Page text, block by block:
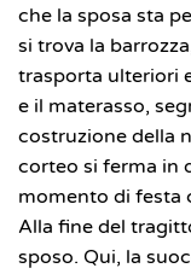
che la sposa sta
si trova la
trasporta ulteriori
e il materasso,
costruzione della
corteo si ferma in
momento di festa
Alla fine del
sposo. Qui, la